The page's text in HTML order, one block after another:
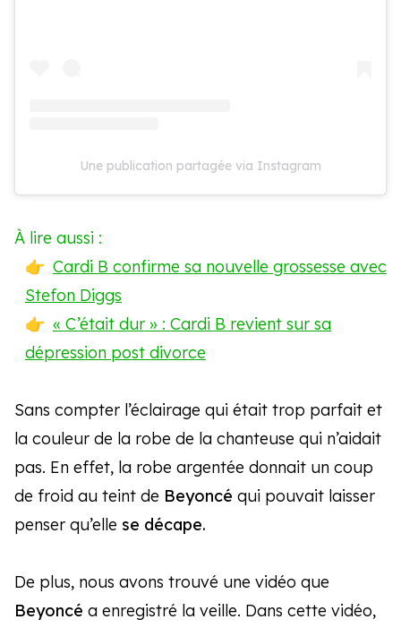
Une publication partagée via Instagram
Sans compter l’éclairage qui était trop parfait et
la couleur de la robe de la chanteuse qui n’aidait
pas. En effet, la robe argentée donnait un coup
de froid au teint de Beyoncé qui pouvait laisser
penser qu’elle se décape.
De plus, nous avons trouvé une vidéo que
Beyoncé a enregistré la veille. Dans cette vidéo,
À lire aussi :
Cardi B confirme sa nouvelle grossesse avec
Stefon Diggs
« C’était dur » : Cardi B revient sur sa
dépression post divorce